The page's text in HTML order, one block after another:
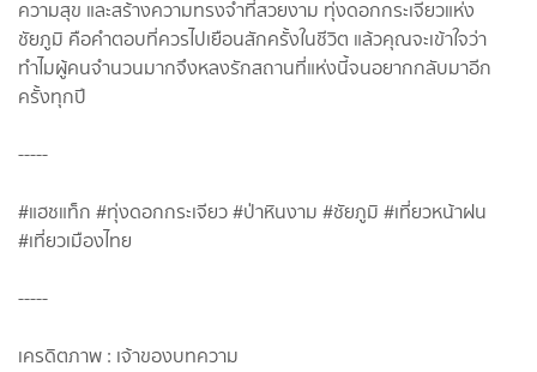
ความสุข และสร้างความทรงจำที่สวยงาม ทุ่งดอกกระเจียวแห่ง
ชัยภูมิ คือคำตอบที่ควรไปเยือนสักครั้งในชีวิต แล้วคุณจะเข้าใจว่า
ทำไมผู้คนจำนวนมากจึงหลงรักสถานที่แห่งนี้จนอยากกลับมาอีก
ครั้งทุกปี
-----
#แฮชแท็ก #ทุ่งดอกกระเจียว #ป่าหินงาม #ชัยภูมิ #เที่ยวหน้าฝน
#เที่ยวเมืองไทย
-----
เครดิตภาพ : เจ้าของบทความ